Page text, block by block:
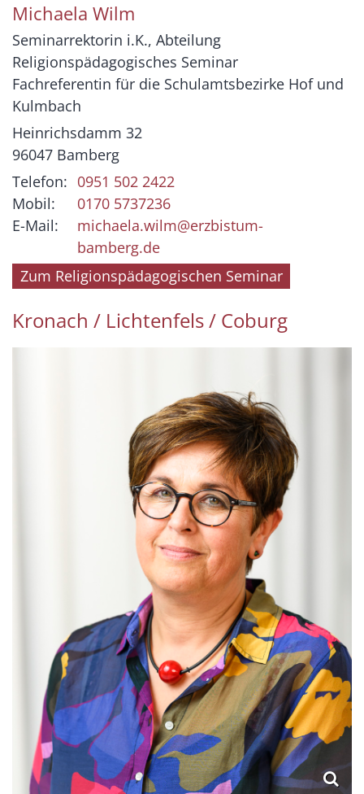
Michaela Wilm
Seminarrektorin i.K., Abteilung
Religionspädagogisches Seminar
Fachreferentin für die Schulamtsbezirke Hof und
Kulmbach
Heinrichsdamm 32
96047 Bamberg
Telefon: 0951 502 2422
Mobil:
0170 5737236
E-Mail:
michaela.wilm@erzbistum-
bamberg.de
Zum Religionspädagogischen Seminar
Kronach / Lichtenfels / Coburg